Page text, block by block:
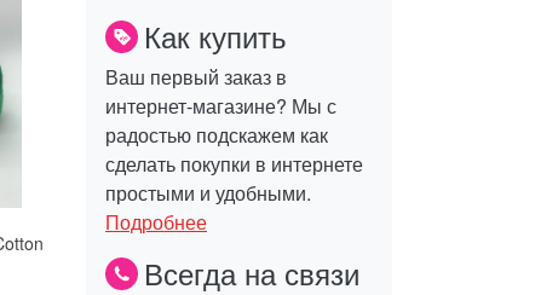
Как купить
Ваш первый заказ в
интернет-магазине? Мы с
радостью подскажем как
сделать покупки в интернете
простыми и удобными.
Подробнее
Всегда на связи